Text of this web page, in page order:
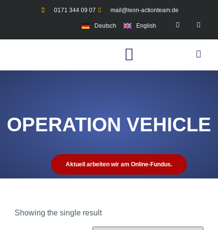
0171 344 09 07 mail@leon-actionteam.de
Deutsch English
OPERATION VEHICLE
Aktuell arbeiten wir am Online-Fundus.
Showing the single result